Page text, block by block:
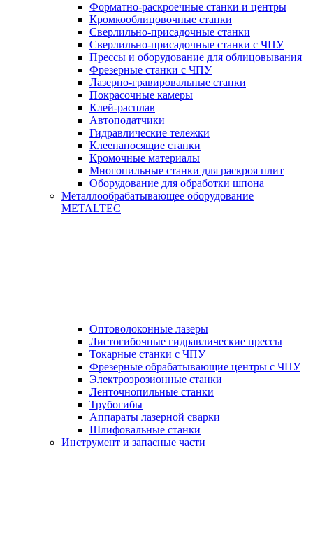
Форматно-раскроечные станки и центры
Кромкооблицовочные станки
Сверлильно-присадочные станки
Сверлильно-присадочные станки с ЧПУ
Прессы и оборудование для облицовывания
Фрезерные станки с ЧПУ
Лазерно-гравировальные станки
Покрасочные камеры
Клей-расплав
Автоподатчики
Гидравлические тележки
Клеенаносящие станки
Кромочные материалы
Многопильные станки для раскроя плит
Оборудование для обработки шпона
Металлообрабатывающее оборудование
METALTEC
Оптоволоконные лазеры
Листогибочные гидравлические прессы
Токарные станки с ЧПУ
Фрезерные обрабатывающие центры с ЧПУ
Электроэрозионные станки
Ленточнопильные станки
Трубогибы
Аппараты лазерной сварки
Шлифовальные станки
Инструмент и запасные части